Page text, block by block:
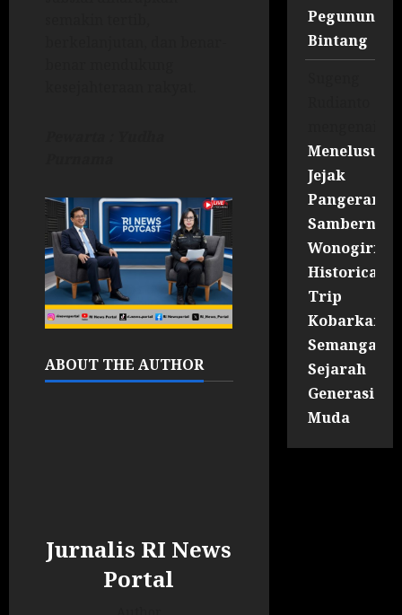
ABOUT THE AUTHOR
Jurnalis RI News
Portal
Bintang
Menelusuri
Jejak
Pangeran
Wonogiri
Historical
Trip
Kobarkan
Semangat
Sejarah
Generasi
Muda